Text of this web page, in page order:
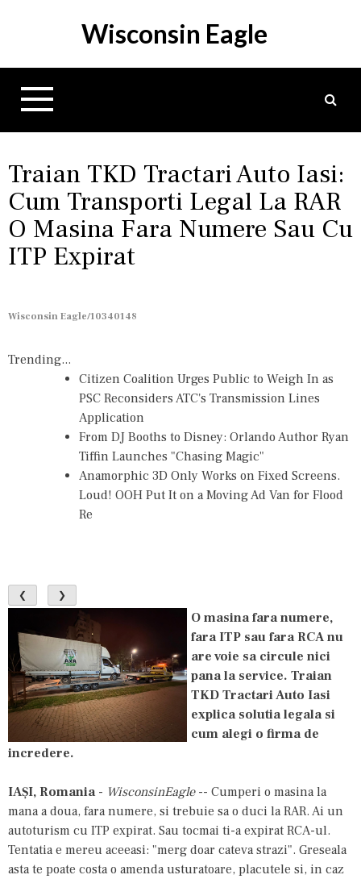
p
Wisconsin Eagle
Traian TKD Tractari Auto Iasi:
Cum Transporti Legal La RAR
O Masina Fara Numere Sau Cu
ITP Expirat
Wisconsin Eagle/10340148
Trending...
Citizen Coalition Urges Public to Weigh In as
PSC Reconsiders ATC's Transmission Lines
Application
From DJ Booths to Disney: Orlando Author Ryan
Tiffin Launches "Chasing Magic"
Anamorphic 3D Only Works on Fixed Screens.
Loud! OOH Put It on a Moving Ad Van for Flood
Re
❮ ❯
O masina fara numere,
fara ITP sau fara RCA nu
are voie sa circule nici
pana la service. Traian
TKD Tractari Auto Iasi
explica solutia legala si
cum alegi o firma de
incredere.
IAȘI, Romania- WisconsinEagle-- Cumperi o masina la
mana a doua, fara numere, si trebuie sa o duci la RAR. Ai un
autoturism cu ITP expirat. Sau tocmai ti-a expirat RCA-ul.
Tentatia e mereu aceeasi: "merg doar cateva strazi". Greseala
asta te poate costa o amenda usturatoare, placutele si, in caz